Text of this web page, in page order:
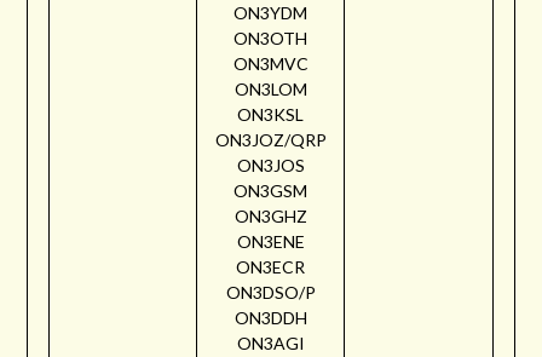
ON3YDM
ON3OTH
ON3MVC
ON3LOM
ON3KSL
ON3JOZ/QRP
ON3JOS
ON3GSM
ON3GHZ
ON3ENE
ON3ECR
ON3DSO/P
ON3DDH
ON3AGI